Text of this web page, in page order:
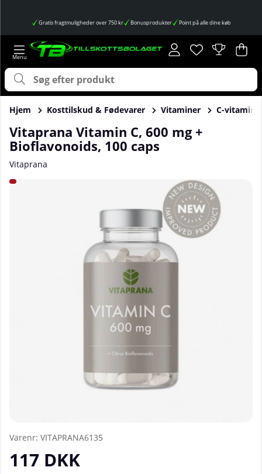
Gratis fragtmuligheder over 750 kr Bonusprodukter Point på alle dine køb
Ønskeliste
Antal på
. .
Hjem Kosttilskud & Fødevarer Vitaminer C-vitamin
Vitaprana Vitamin C, 600 mg +
Bioflavonoids, 100 caps
Vitaprana
Produktbilleder Vitaprana Vitamin C, 600 mg +
Varenr: VITAPRANA6135
117 DKK